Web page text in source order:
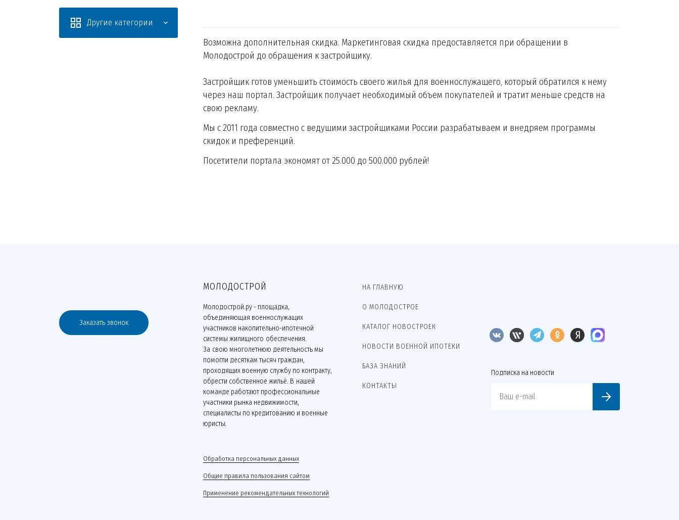
Другие категории
Возможна дополнительная скидка. Маркетинговая скидка предоставляется при обращении в
Молодострой до обращения к застройщику.
Застройщик готов уменьшить стоимость своего жилья для военнослужащего, который обратился к нему
через наш портал. Застройщик получает необходимый объем покупателей и тратит меньше средств на
свою рекламу.
Мы с 2011 года совместно с ведущими застройщиками России разрабатываем и внедряем программы
скидок и преференций.
Посетители портала экономят от 25.000 до 500.000 рублей!
Заказать звонок
МОЛОДОСТРОЙ
Молодострой.ру - площадка,
объединяющая военнослужащих
участников накопительно-ипотечной
системы жилищного обеспечения.
За свою многолетнюю деятельность мы
помогли десяткам тысяч граждан,
проходящих военную службу по контракту,
обрести собственное жильё. В нашей
команде работают профессиональные
участники рынка недвижимости,
специалисты по кредитованию и военные
юристы.
Обработка персональных данных
Общие правила пользования сайтом
Применение рекомендательных технологий
НА ГЛАВНУЮ
О МОЛОДОСТРОЕ
КАТАЛОГ НОВОСТРОЕК
НОВОСТИ ВОЕННОЙ ИПОТЕКИ
БАЗА ЗНАНИЙ
КОНТАКТЫ
Подписка на новости
Ваш e-mail